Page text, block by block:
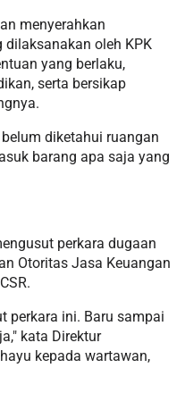
menyerahkan
dilaksanakan oleh KPK
yang berlaku,
serta bersikap
diketahui ruangan
barang apa saja yang
perkara dugaan
Otoritas Jasa Keuangan
perkara ini. Baru sampai
kata Direktur
kepada wartawan,